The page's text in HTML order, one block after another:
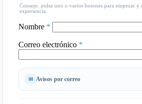
Consejo: pulsa uno o varios botones para empezar y
experiencia.
Nombre *
Correo electrónico *
Avisos por correo